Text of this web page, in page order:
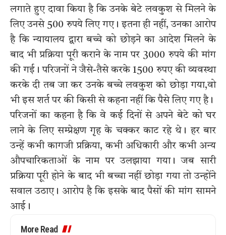
लगाते हुए दावा किया है कि उनके बेटे लवकुश से मिलने के
लिए उनसे 500 रुपये लिए गए। इतना ही नहीं, उनका आरोप
है कि न्यायालय द्वारा बच्चे को छोड़ने का आदेश मिलने के
बाद भी प्रक्रिया पूरी कराने के नाम पर 3000 रुपये की मांग
की गई। परिजनों ने जैसे-तैसे करके 1500 रुपए की व्यवस्था
करके दी तब जा कर उनके बच्चे लवकुश को छोड़ा गया,वो
भी इस शर्त पर की किसी से कहना नहीं कि पैसे लिए गए है।
परिजनों का कहना है कि वे कई दिनों से अपने बेटे को घर
लाने के लिए सम्प्रेक्षण गृह के चक्कर काट रहे थे। हर बार
उन्हें कभी कागजी प्रक्रिया, कभी अधिकारी और कभी अन्य
औपचारिकताओं के नाम पर उलझाया गया। जब सारी
प्रक्रिया पूरी होने के बाद भी बच्चा नहीं छोड़ा गया तो उन्होंने
सवाल उठाए। आरोप है कि इसके बाद पैसों की मांग सामने
आई।
More Read